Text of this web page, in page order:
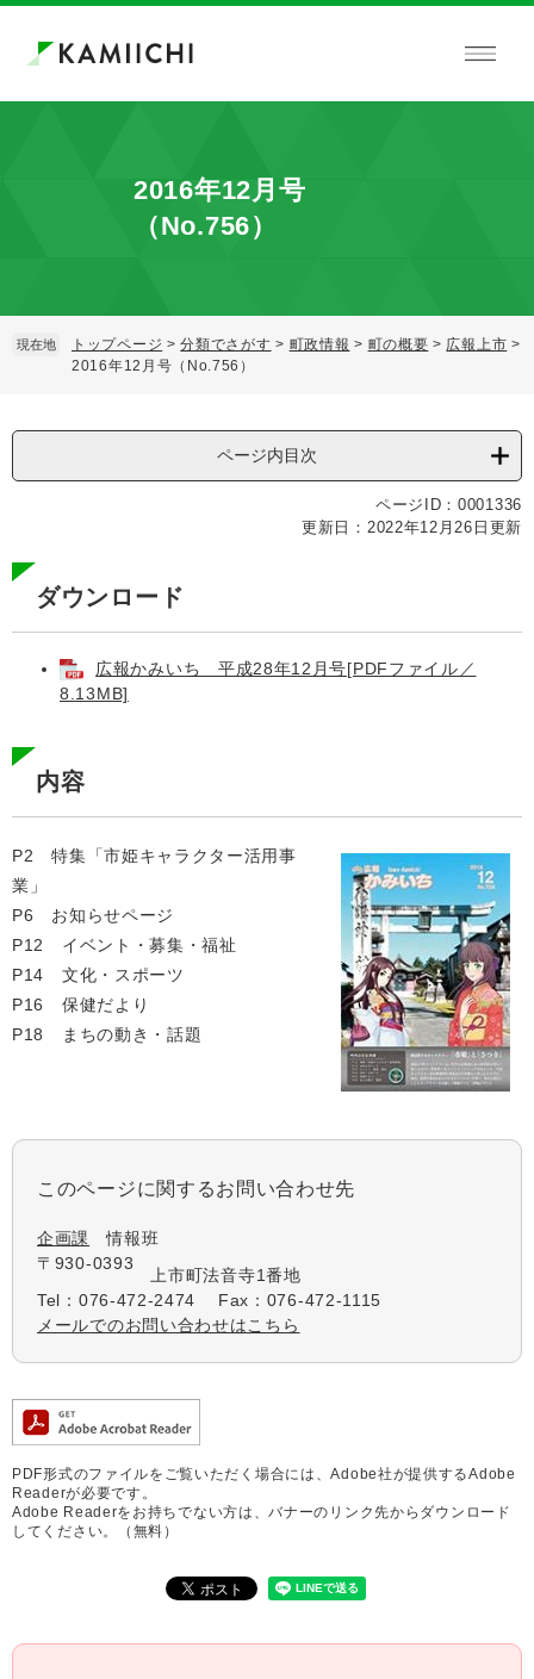
ペ
メ
2016年12月号
（No.756）
現在地 トップページ >分類でさがす > 町政情報 > 町の概要 > 広報上市 >
2016年12月号（No.756）
ページ内目次
ページID：0001336
更新日：2022年12月26日更新
ダウンロード
広報かみいち 平成28年12月号[PDFファイル／
8.13MB]
内容
P2 特集「市姫キャラクター活用事
業」
P6 お知らせページ
P12 イベント・募集・福祉
P14 文化・スポーツ
P16 保健だより
P18 まちの動き・話題
このページに関するお問い合わせ先
企画課
情報班
〒930-0393
上市町法音寺1番地
Tel：076-472-2474
Fax：076-472-1115
メールでのお問い合わせはこちら
PDF形式のファイルをご覧いただく場合には、Adobe社が提供するAdobe
Readerが必要です。
Adobe Readerをお持ちでない方は、バナーのリンク先からダウンロード
してください。（無料）